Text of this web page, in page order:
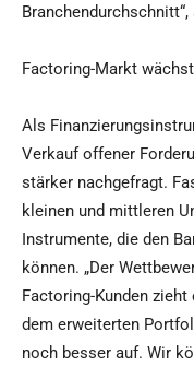
Branchendurchschnitt“,
Factoring-Markt
Als
Verkauf offener
stärker nachgefragt.
kleinen und mittleren
Instrumente, die den
können. „Der
Factoring-Kunden zieht
dem erweiterten
noch besser auf. Wir